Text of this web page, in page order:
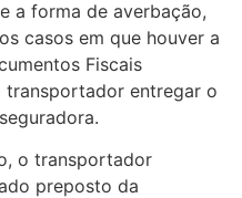
a forma de averbação,
casos em que houver a
Fiscais
transportador entregar o
o transportador
preposto da